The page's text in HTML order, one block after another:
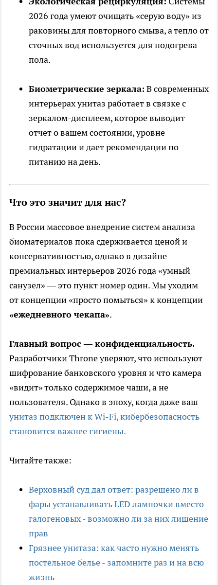
2026 года умеют очищать «серую воду» из
раковины для повторного смыва, а тепло от
сточных вод используется для подогрева
пола.
Биометрические зеркала: В современных
интерьерах унитаз работает в связке с
зеркалом-дисплеем, которое выводит
отчет о вашем состоянии, уровне
гидратации и дает рекомендации по
питанию на день.
Что это значит для нас?
В России массовое внедрение систем анализа
биоматериалов пока сдерживается ценой и
консервативностью, однако в дизайне
премиальных интерьеров 2026 года «умный
санузел» — это пункт номер один. Мы уходим
от концепции «просто помыться» к концепции
«ежедневного чекапа».
Главный вопрос — конфиденциальность.
Разработчики Throne уверяют, что используют
шифрование банковского уровня и что камера
«видит» только содержимое чаши, а не
пользователя. Однако в эпоху, когда даже ваш
унитаз подключен к Wi-Fi, кибербезопасность
становится важнее гигиены.
Читайте также:
Верховный суд дал ответ: разрешено ли в
фары устанавливать LED лампочки вместо
галогеновых - возможно ли за них лишение
прав
Грязнее унитаза: как часто нужно менять
постельное белье - запомните раз и на всю
жизнь